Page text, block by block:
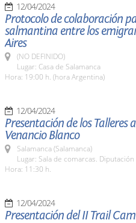
12/04/2024
Protocolo de colaboración
salmantina entre los
Aires
(NO DEFINIDO)
Lugar: Casa de Salamanca
Hora: 19:00 h. (hora Argentina)
12/04/2024
Presentación de los
Venancio Blanco
Salamanca (Salamanca)
Lugar: Sala de comarcas. Diputación
Hora: 11:30 h.
12/04/2024
Presentación del II Trail